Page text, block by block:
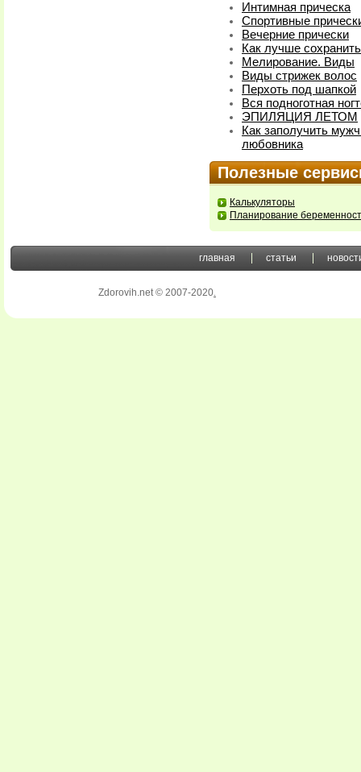
Интимная прическа
Спортивные
Вечерние прически
Как лучше
Мелирование. Виды
Виды стрижек волос
Перхоть под шапкой
Вся подноготная
ЭПИЛЯЦИЯ ЛЕТОМ
Как заполучить
любовника
Полезные
Калькуляторы
Планирование
главная статьи
Zdorovih.net © 2007-2020